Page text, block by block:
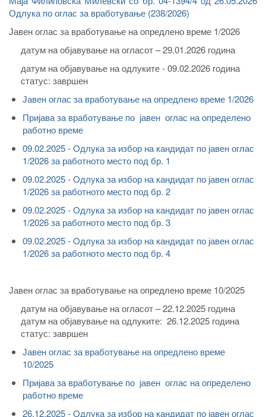
Одлука по оглас за вработување (238/2026)
Јавен оглас за вработување на опредлено време 1/2026
датум на објавување на огласот – 29.01.2026 година
датум на објавување на одлуките - 09.02.2026 година
статус: завршен
Јавен оглас за вработување на опредлено време 1/2026
Пријава за вработување по јавен оглас на определено
работно време
09.02.2025 - Oдлука за избор на кандидат по јавен оглас
1/2026 за работното место под бр. 1
09.02.2025 - Oдлука за избор на кандидат по јавен оглас
1/2026 за работното место под бр. 2
09.02.2025 - Oдлука за избор на кандидат по јавен оглас
1/2026 за работното место под бр. 3
09.02.2025 - Oдлука за избор на кандидат по јавен оглас
1/2026 за работното место под бр. 4
Јавен оглас за вработување на опредлено време 10/2025
датум на објавување на огласот – 22.12.2025 година
датум на објавување на одлуките: 26.12.2025 година
статус: завршен
Јавен оглас за вработување на опредлено време
10/2025
Пријава за вработување по јавен оглас на определено
работно време
26.12.2025 - Oдлука за избор на кандидат по јавен оглас